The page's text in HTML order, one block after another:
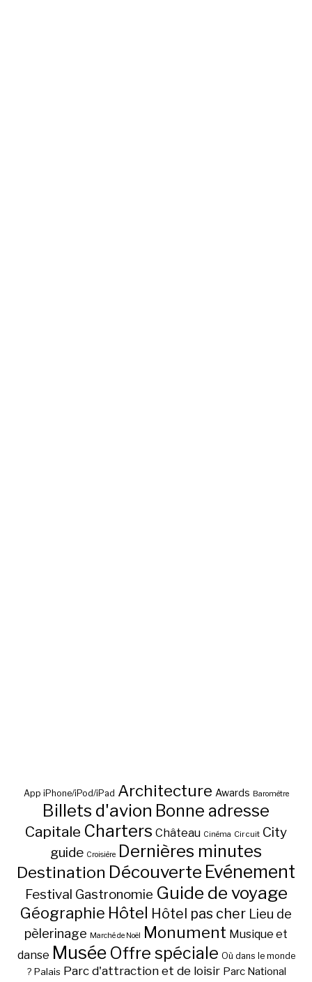
App iPhone/iPod/iPad Architecture Awards Baromètre
Billets d'avion Bonne adresse
Capitale Charters Château Cinéma Circuit City
guide Croisière Dernières minutes
Destination Découverte Evénement
Festival Gastronomie Guide de voyage
Géographie Hôtel Hôtel pas cher Lieu de
pèlerinage Marché de Noël Monument Musique et
danse Musée Offre spéciale Où dans le monde
? Palais Parc d'attraction et de loisir Parc National